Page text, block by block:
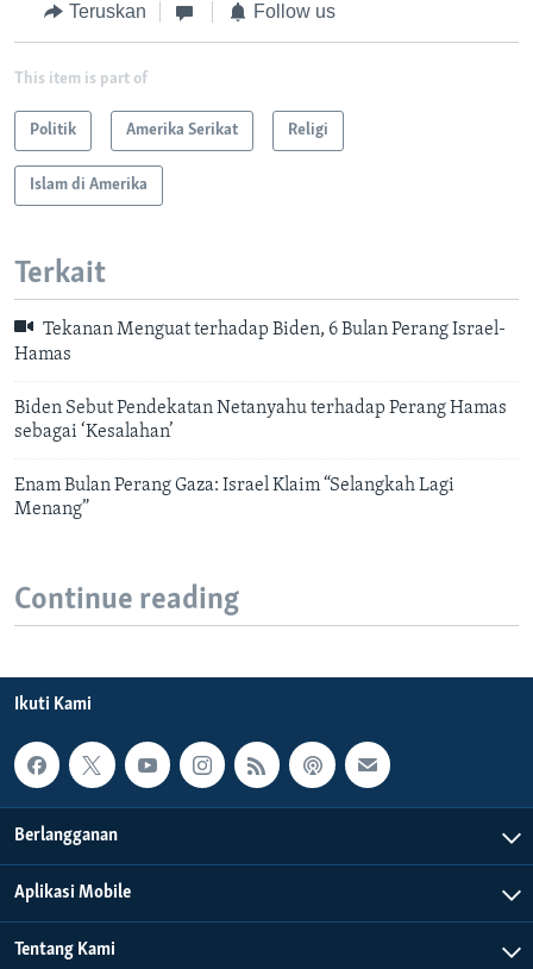
Teruskan Follow us
This item is part of
Politik Amerika Serikat Religi
Islam di Amerika
Terkait
Tekanan Menguat terhadap Biden, 6 Bulan Perang Israel-
Hamas
Biden Sebut Pendekatan Netanyahu terhadap Perang Hamas
sebagai ‘Kesalahan’
Enam Bulan Perang Gaza: Israel Klaim “Selangkah Lagi
Menang”
Continue reading
Ikuti Kami
Berlangganan
Aplikasi Mobile
Tentang Kami